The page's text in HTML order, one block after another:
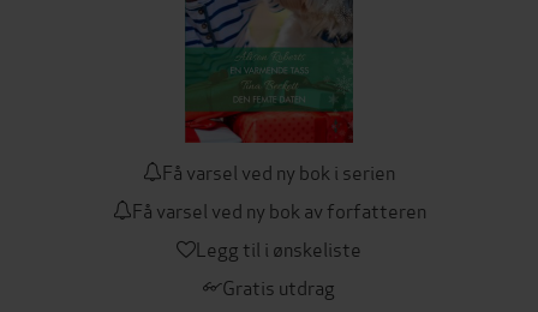
Få varsel ved ny bok i serien
Få varsel ved ny bok av forfatteren
Legg til i ønskeliste
Gratis utdrag